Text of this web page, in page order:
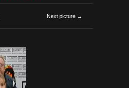
Next picture →